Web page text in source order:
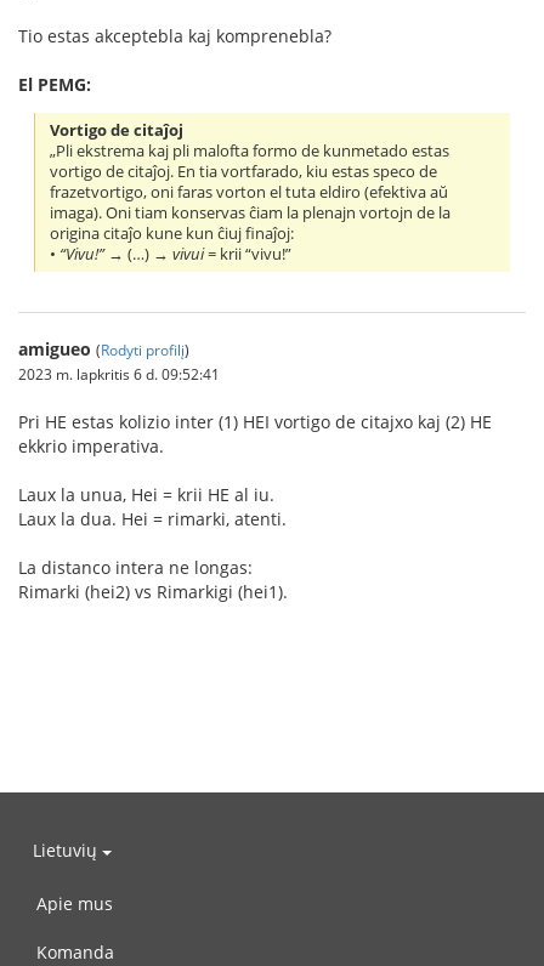
Tio estas akceptebla kaj komprenebla?
El PEMG:
Vortigo de citaĵoj
„Pli ekstrema kaj pli malofta formo de kunmetado estas
vortigo de citaĵoj. En tia vortfarado, kiu estas speco de
frazetvortigo, oni faras vorton el tuta eldiro (efektiva aŭ
imaga). Oni tiam konservas ĉiam la plenajn vortojn de la
origina citaĵo kune kun ĉiuj finaĵoj:
• “Vivu!”→ (…) →vivui= krii “vivu!”
amigueo (Rodyti profilį)
2023 m. lapkritis 6 d. 09:52:41
Pri HE estas kolizio inter (1) HEI vortigo de citajxo kaj (2) HE
ekkrio imperativa.
Laux la unua, Hei = krii HE al iu.
Laux la dua. Hei = rimarki, atenti.
La distanco intera ne longas:
Rimarki (hei2) vs Rimarkigi (hei1).
Lietuvių
Apie mus
Komanda